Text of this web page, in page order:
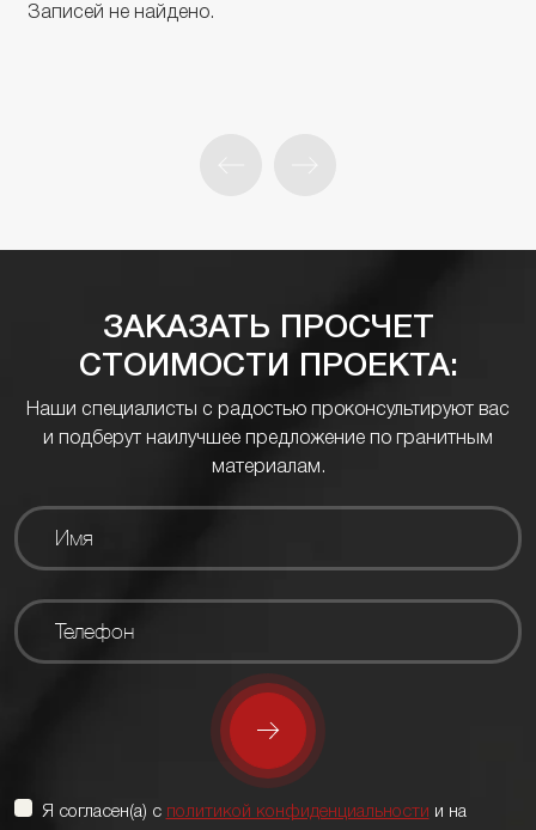
Записей не найдено.
ЗАКАЗАТЬ ПРОСЧЕТ
СТОИМОСТИ ПРОЕКТА:
Наши специалисты с радостью проконсультируют вас
и подберут наилучшее предложение по гранитным
материалам.
Я согласен(а) с политикой конфиденциальности и на